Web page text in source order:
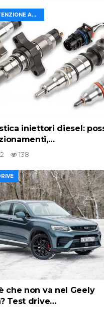
🧽 MANUTENZIONE AUTO
iniettori diesel:
138
che non va nel Geely
Test drive…